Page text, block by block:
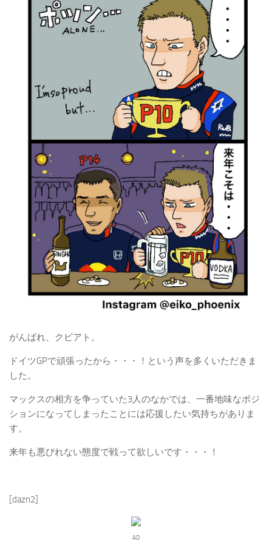
がんばれ、クビアト。
ドイツGPで頑張ったから・・・！という声を多くいただきま
した。
マックスの相方を争っていた3人のなかでは、一番地味なポジ
ションになってしまったことには応援したい気持ちがありま
す。
来年も悪びれない態度で戦って欲しいです・・・！
[dazn2]
AD